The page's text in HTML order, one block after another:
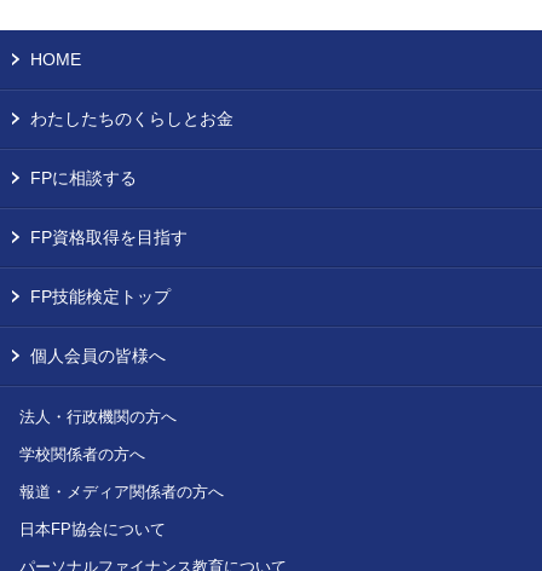
HOME
わたしたちのくらしとお金
FPに相談する
FP資格取得を目指す
FP技能検定トップ
個人会員の皆様へ
法人・行政機関の方へ
学校関係者の方へ
報道・メディア関係者の方へ
日本FP協会について
パーソナルファイナンス教育について